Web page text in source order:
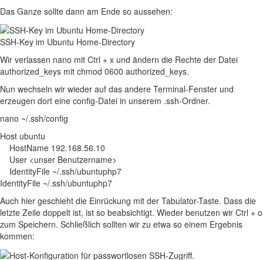
Das Ganze sollte dann am Ende so aussehen:
SSH-Key im Ubuntu Home-Directory
Wir verlassen nano mit Ctrl + x und ändern die Rechte der Datei
authorized_keys mit chmod 0600 authorized_keys.
Nun wechseln wir wieder auf das andere Terminal-Fenster und
erzeugen dort eine config-Datei in unserem .ssh-Ordner.
nano ~/.ssh/config
Host ubuntu
HostName 192.168.56.10
User <unser Benutzername>
IdentityFile ~/.ssh/ubuntuphp7
IdentityFile ~/.ssh/ubuntuphp7
Auch hier geschieht die Einrückung mit der Tabulator-Taste. Dass die
letzte Zeile doppelt ist, ist so beabsichtigt. Wieder benutzen wir Ctrl + o
zum Speichern. Schließlich sollten wir zu etwa so einem Ergebnis
kommen: